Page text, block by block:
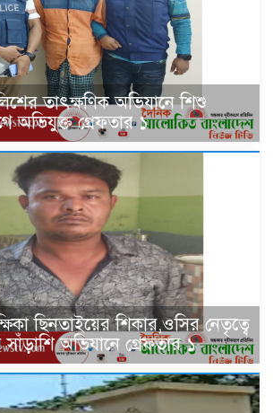
তাৎক্ষণিক অভিযানে শিশু
অভিযুক্ত গ্রেফতার ১
ছিনতাইয়ের শিকার,ওসির নেতৃত্বে
অভিযানে গ্রেফতার ১